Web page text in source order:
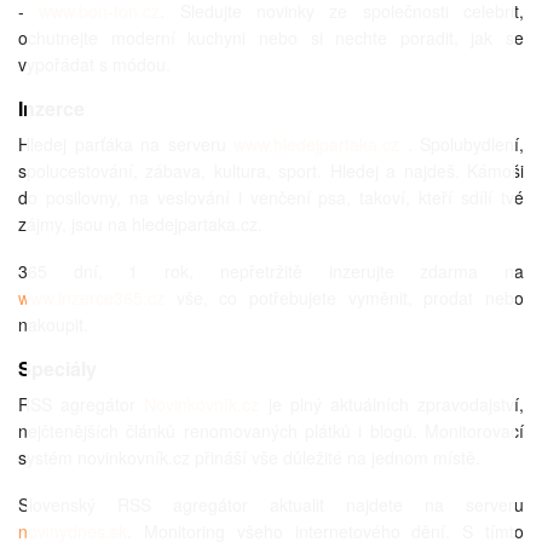
-
. Sledujte novinky ze společnosti celebrit,
ochutnejte moderní kuchyni nebo si nechte poradit, jak se
vypořádat s módou.
Inzerce
Hledej parťáka na serveru
. Spolubydlení,
spolucestování, zábava, kultura, sport. Hledej a najdeš. Kámoši
do posilovny, na veslování i venčení psa, takoví, kteří sdílí tvé
zájmy, jsou na hledejpartaka.cz.
365 dní, 1 rok, nepřetržitě inzerujte zdarma na
www.inzerce365.cz
vše, co potřebujete vyměnit, prodat nebo
nakoupit.
Speciály
RSS agregátor
je plný aktuálních zpravodajství,
nejčtenějších článků renomovaných plátků i blogů. Monitorovací
systém novinkovník.cz přináší vše důležité na jednom místě.
Slovenský RSS agregátor aktualit najdete na serveru
novinydnes.sk
. Monitoring všeho internetového dění. S tímto